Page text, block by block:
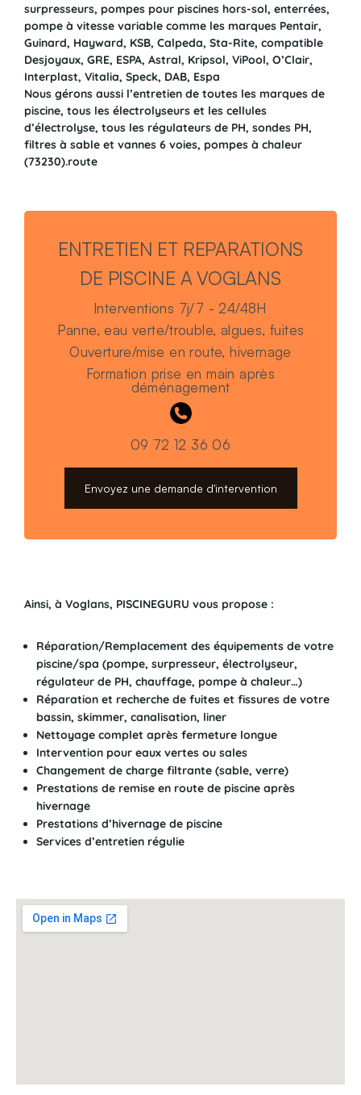
surpresseurs, pompes pour piscines hors-sol, enterrées,
pompe à vitesse variable comme les marques Pentair,
Guinard, Hayward, KSB, Calpeda, Sta-Rite, compatible
Desjoyaux, GRE, ESPA, Astral, Kripsol, ViPool, O’Clair,
Interplast, Vitalia, Speck, DAB, Espa
Nous gérons aussi l’entretien de toutes les marques de
piscine, tous les électrolyseurs et les cellules
d’électrolyse, tous les régulateurs de PH, sondes PH,
filtres à sable et vannes 6 voies, pompes à chaleur
(73230).route
ENTRETIEN ET REPARATIONS
DE PISCINE A VOGLANS
Interventions 7j/7 - 24/48H
Panne, eau verte/trouble, algues, fuites
Ouverture/mise en route, hivernage
Formation prise en main après
déménagement
09 72 12 36 06
Envoyez une demande d'intervention
Ainsi, à Voglans, PISCINEGURU vous propose :
Réparation/Remplacement des équipements de votre
piscine/spa (pompe, surpresseur, électrolyseur,
régulateur de PH, chauffage, pompe à chaleur…)
Réparation et recherche de fuites et fissures de votre
bassin, skimmer, canalisation, liner
Nettoyage complet après fermeture longue
Intervention pour eaux vertes ou sales
Changement de charge filtrante (sable, verre)
Prestations de remise en route de piscine après
hivernage
Prestations d’hivernage de piscine
Services d’entretien régulie